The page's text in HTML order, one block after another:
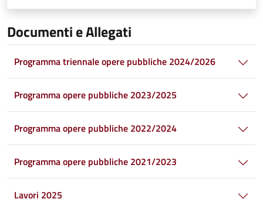
Documenti e Allegati
Programma triennale opere pubbliche 2024/2026
Programma opere pubbliche 2023/2025
Programma opere pubbliche 2022/2024
Programma opere pubbliche 2021/2023
Lavori 2025